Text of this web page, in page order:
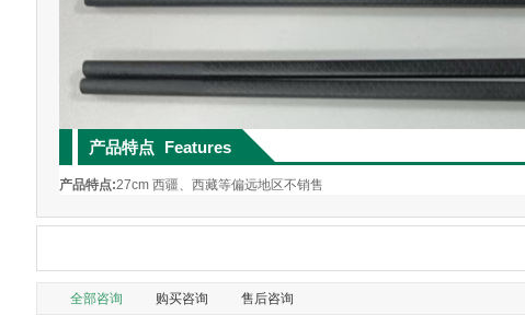
产品特点 Features
产品特点:27cm 西疆、西藏等偏远地区不销售
全部咨询 购买咨询 售后咨询